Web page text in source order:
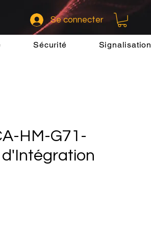
Se connecter
Sécurité Signalisation
HM-G71-
d'Intégration